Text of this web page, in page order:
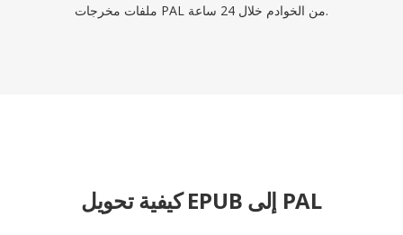
ملفات مخرجات PAL من الخوادم خلال 24 ساعة.
كيفية تحويل EPUB إلى PAL